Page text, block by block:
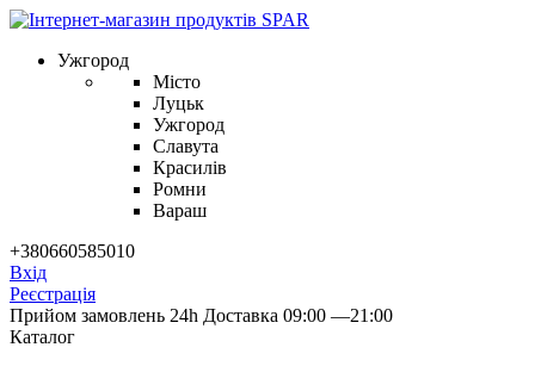
Ужгород
Місто
Луцьк
Ужгород
Славута
Красилів
Ромни
Вараш
+380660585010
Вхід
Реєстрація
Прийом замовлень 24h Доставка 09:00 —21:00
Каталог